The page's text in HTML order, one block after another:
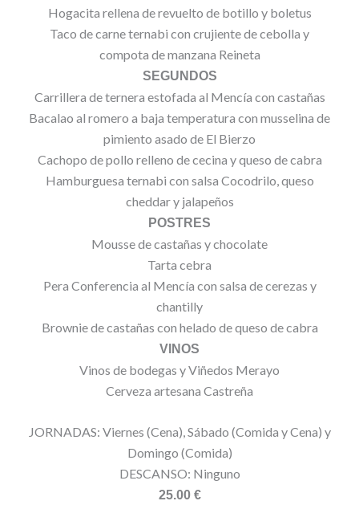
Hogacita rellena de revuelto de botillo y boletus
Taco de carne ternabi con crujiente de cebolla y
compota de manzana Reineta
SEGUNDOS
Carrillera de ternera estofada al Mencía con castañas
Bacalao al romero a baja temperatura con musselina de
pimiento asado de El Bierzo
Cachopo de pollo relleno de cecina y queso de cabra
Hamburguesa ternabi con salsa Cocodrilo, queso
cheddar y jalapeños
POSTRES
Mousse de castañas y chocolate
Tarta cebra
Pera Conferencia al Mencía con salsa de cerezas y
chantilly
Brownie de castañas con helado de queso de cabra
VINOS
Vinos de bodegas y Viñedos Merayo
Cerveza artesana Castreña
JORNADAS: Viernes (Cena), Sábado (Comida y Cena) y
Domingo (Comida)
DESCANSO: Ninguno
25.00 €